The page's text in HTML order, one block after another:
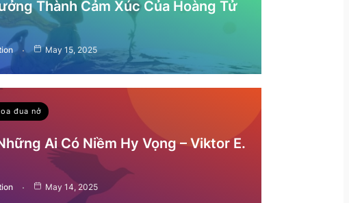
Thành Cảm Xúc Của Hoàng Tử
May 15, 2025
đua nở
Ai Có Niềm Hy Vọng – Viktor E.
May 14, 2025